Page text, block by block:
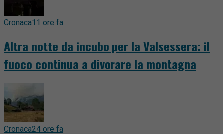
Cronaca11 ore fa
Altra notte da incubo per la Valsessera: il
fuoco continua a divorare la montagna
Cronaca24 ore fa